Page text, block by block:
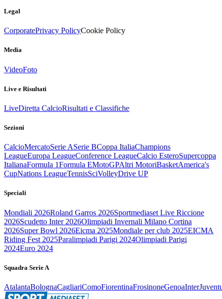
Legal
CorporatePrivacy PolicyCookie Policy
Media
VideoFoto
Live e Risultati
LiveDiretta CalcioRisultati e Classifiche
Sezioni
CalcioMercatoSerie ASerie BCoppa ItaliaChampions
LeagueEuropa LeagueConference LeagueCalcio EsteroSupercoppa
ItalianaFormula 1Formula EMotoGPAltri MotoriBasketAmerica's
CupNations LeagueTennisSciVolleyDrive UP
Speciali
Mondiali 2026Roland Garros 2026Sportmediaset Live Riccione
2026Scudetto Inter 2026Olimpiadi Invernali Milano Cortina
2026Super Bowl 2026Eicma 2025Mondiale per club 2025EICMA
Riding Fest 2025Paralimpiadi Parigi 2024Olimpiadi Parigi
2024Euro 2024
Squadra Serie A
AtalantaBolognaCagliariComoFiorentinaFrosinoneGenoaInter